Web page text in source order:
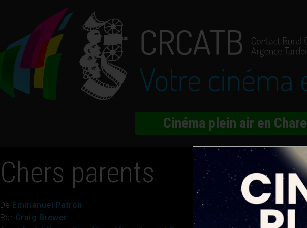
Cinéma plein air en
Chers parents
De Emmanuel Patron
Par Craig Brewer